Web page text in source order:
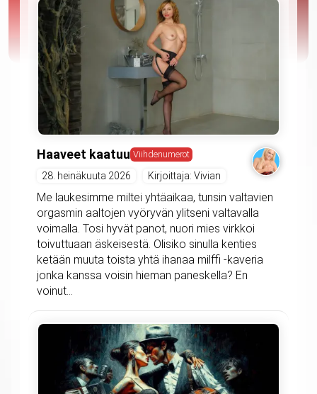
Haaveet kaatuu Viihdenumerot
28. heinäkuuta 2026 Kirjoittaja: Vivian
Me laukesimme miltei yhtäaikaa, tunsin valtavien
orgasmin aaltojen vyöryvän ylitseni valtavalla
voimalla. Tosi hyvät panot, nuori mies virkkoi
toivuttuaan äskeisestä. Olisiko sinulla kenties
ketään muuta toista yhtä ihanaa milffi -kaveria
jonka kanssa voisin hieman paneskella? En
voinut...